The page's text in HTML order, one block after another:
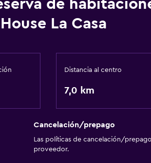
Secador de pelo
Ducha italiana
Habitación
Almohada de plumas
Cama plegable
de
La Casa
Distancia al centro
7,0 km
Cancelación/prepago
Las políticas de cancelación/
proveedor.